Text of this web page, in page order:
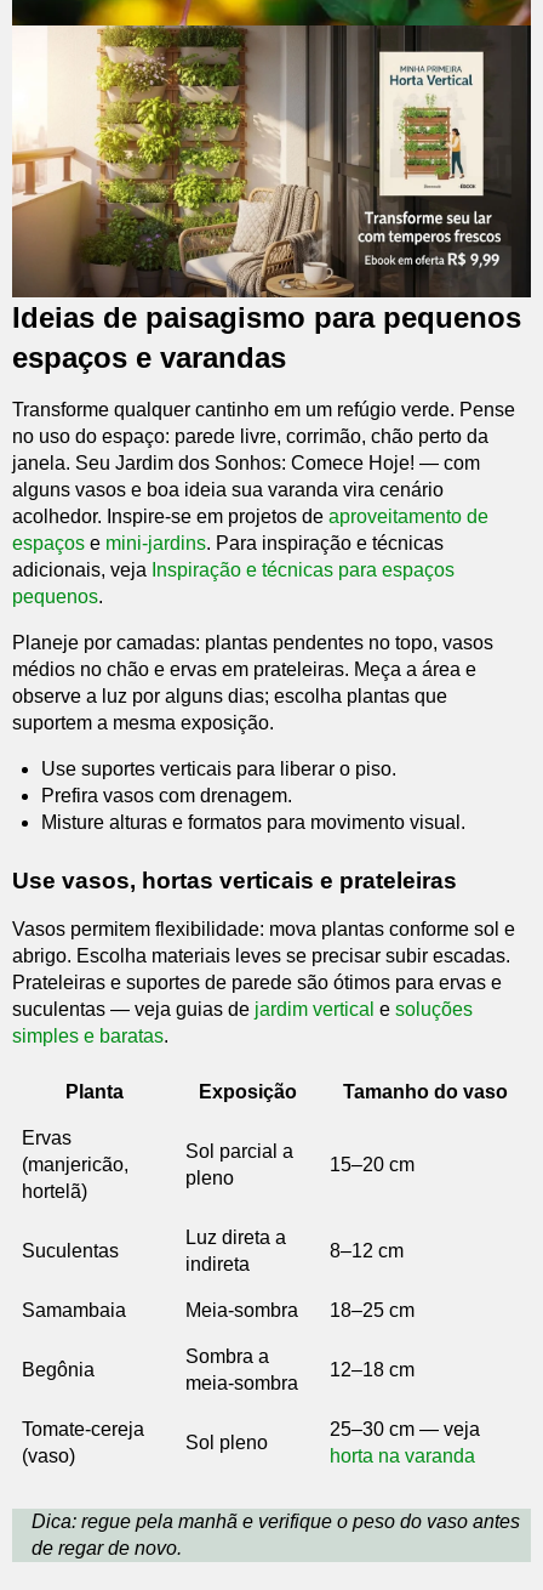
Ideias de paisagismo para pequenos
espaços e varandas
Transforme qualquer cantinho em um refúgio verde. Pense
no uso do espaço: parede livre, corrimão, chão perto da
janela. Seu Jardim dos Sonhos: Comece Hoje! — com
alguns vasos e boa ideia sua varanda vira cenário
acolhedor. Inspire-se em projetos de aproveitamento de
espaços e mini-jardins. Para inspiração e técnicas
adicionais, veja Inspiração e técnicas para espaços
pequenos.
Planeje por camadas: plantas pendentes no topo, vasos
médios no chão e ervas em prateleiras. Meça a área e
observe a luz por alguns dias; escolha plantas que
suportem a mesma exposição.
Use suportes verticais para liberar o piso.
Prefira vasos com drenagem.
Misture alturas e formatos para movimento visual.
Use vasos, hortas verticais e prateleiras
Vasos permitem flexibilidade: mova plantas conforme sol e
abrigo. Escolha materiais leves se precisar subir escadas.
Prateleiras e suportes de parede são ótimos para ervas e
suculentas — veja guias de jardim vertical e soluções
simples e baratas.
Planta Exposição Tamanho do vaso
Ervas
(manjericão,
hortelã)
Sol parcial a
pleno
15–20 cm
Suculentas
Luz direta a
indireta
8–12 cm
Samambaia Meia-sombra 18–25 cm
Begônia
Sombra a
meia-sombra
12–18 cm
Tomate-cereja
(vaso)
Sol pleno
25–30 cm — veja
horta na varanda
Dica: regue pela manhã e verifique o peso do vaso antes
de regar de novo.